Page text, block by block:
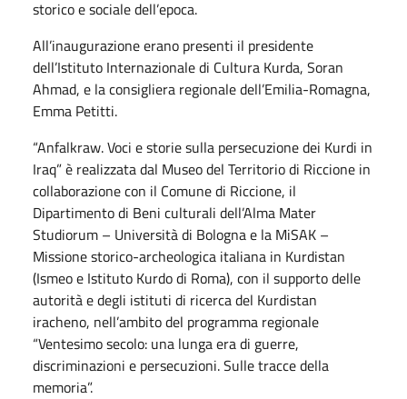
storico e sociale dell’epoca.
All’inaugurazione erano presenti il presidente
dell’Istituto Internazionale di Cultura Kurda, Soran
Ahmad, e la consigliera regionale dell’Emilia-Romagna,
Emma Petitti.
“Anfalkraw. Voci e storie sulla persecuzione dei Kurdi in
Iraq” è realizzata dal Museo del Territorio di Riccione in
collaborazione con il Comune di Riccione, il
Dipartimento di Beni culturali dell’Alma Mater
Studiorum – Università di Bologna e la MiSAK –
Missione storico-archeologica italiana in Kurdistan
(Ismeo e Istituto Kurdo di Roma), con il supporto delle
autorità e degli istituti di ricerca del Kurdistan
iracheno, nell’ambito del programma regionale
“Ventesimo secolo: una lunga era di guerre,
discriminazioni e persecuzioni. Sulle tracce della
memoria”.